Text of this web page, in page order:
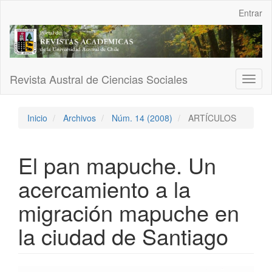
Contenido
principal
Barra
Entrar
Revista Austral de Ciencias Sociales
Inicio Archivos Núm. 14 (2008) ARTÍCULOS
El pan mapuche. Un
acercamiento a la
migración mapuche en
la ciudad de Santiago